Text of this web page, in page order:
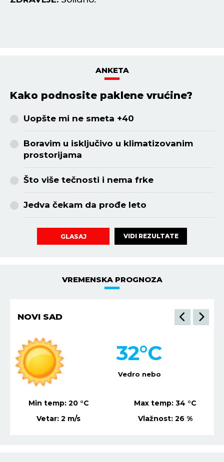
ANKETA
Kako podnosite paklene vrućine?
Uopšte mi ne smeta +40
Boravim u isključivo u klimatizovanim
prostorijama
Što više tečnosti i nema frke
Jedva čekam da prođe leto
GLASAJ VIDI REZULTATE
VREMENSKA PROGNOZA
NIŠ
Vedro nebo
34°C
Min temp:21 °C Max temp:36 °C
Vetar: 4 m/s Vlažnost:31 %